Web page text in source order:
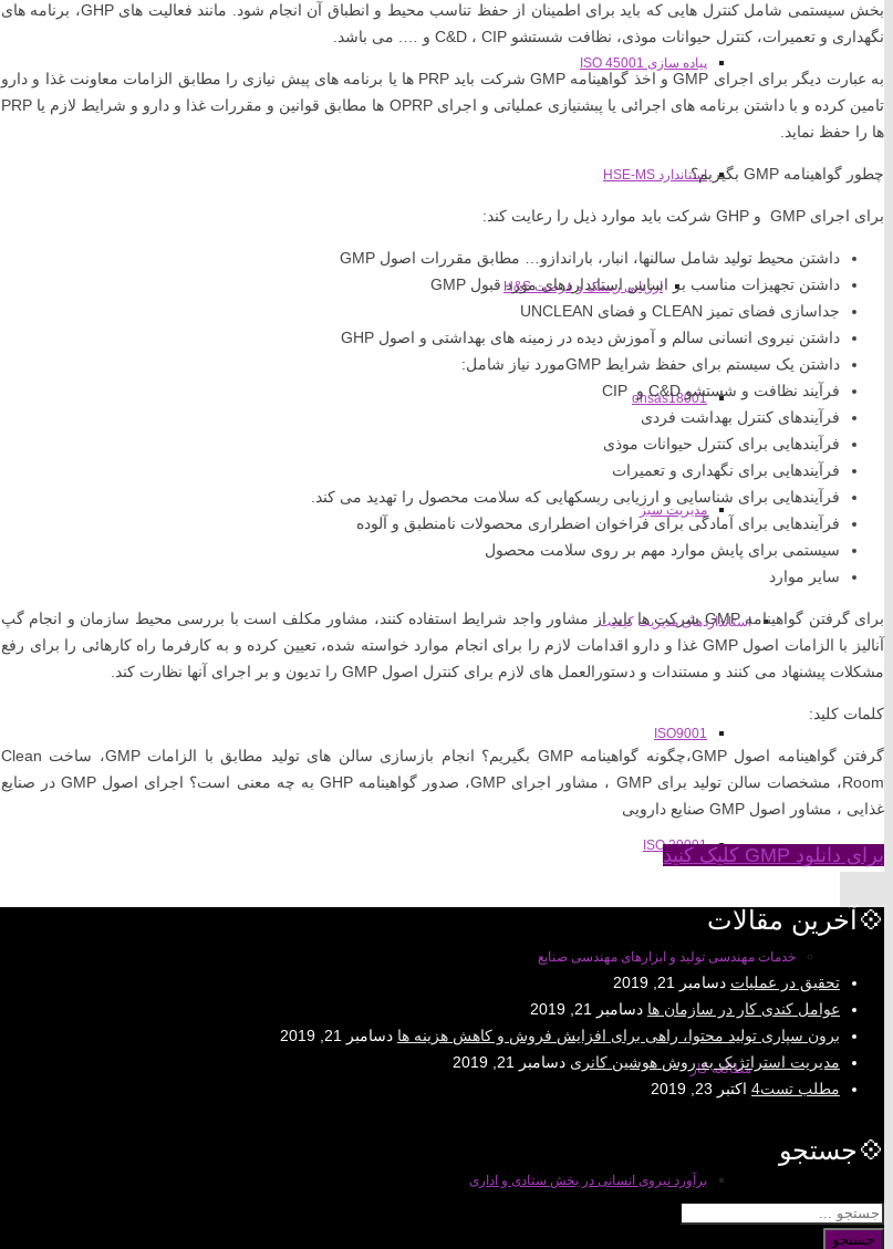
پیاده سازی ISO 45001
استاندارد HSE-MS
ارزیابی ریسک و فرصت H&S
ohsas18001
مدیریت سبز
استانداردهای مدیریت کیفیت
ISO9001
ISO 29001
خدمات مهندسی تولید و ابزارهای مهندسی صنایع
مطالعه کار
برآورد نیروی انسانی در بخش ستادی و اداری
بخش سیستمی شامل کنترل هایی که باید برای اطمینان از حفظ تناسب محیط و انطباق آن انجام شود. مانند فعالیت های GHP، برنامه های
نگهداری و تعمیرات، کنترل حیوانات موذی، نظافت شستشو C&D ، CIP و …. می باشد.
به عبارت دیگر برای اجرای GMP و اخذ گواهینامه GMP شرکت باید PRP ها یا برنامه های پیش نیازی را مطابق الزامات معاونت غذا و دارو
تامین کرده و با داشتن برنامه های اجرائی یا پبشنیازی عملیاتی و اجرای OPRP ها مطابق قوانین و مقررات غذا و دارو و شرایط لازم یا PRP
ها را حفظ نماید.
چطور گواهینامه GMP بگیریم؟
برای اجرای GMP و GHP شرکت باید موارد ذیل را رعایت کند:
داشتن محیط تولید شامل سالنها، انبار، باراندازو… مطابق مقررات اصول GMP
داشتن تجهیزات مناسب بر اساس استانداردهای مورد قبول GMP
جداسازی فضای تمیز CLEAN و فضای UNCLEAN
داشتن نیروی انسانی سالم و آموزش دیده در زمینه های بهداشتی و اصول GHP
داشتن یک سیستم برای حفظ شرایط GMPمورد نیاز شامل:
فرآیند نظافت و شستشو C&D و CIP
فرآیندهای کنترل بهداشت فردی
فرآیندهایی برای کنترل حیوانات موذی
فرآیندهایی برای نگهداری و تعمیرات
فرآیندهایی برای شناسایی و ارزیابی ربسکهایی که سلامت محصول را تهدید می کند.
فرآیندهایی برای آمادگی برای فراخوان اضطراری محصولات نامنطبق و آلوده
سیستمی برای پایش موارد مهم بر روی سلامت محصول
سایر موارد
برای گرفتن گواهینامه GMP شرکت ها باید از مشاور واجد شرایط استفاده کنند، مشاور مکلف است با بررسی محیط سازمان و انجام گپ
آنالیز با الزامات اصول GMP غذا و دارو اقدامات لازم را برای انجام موارد خواسته شده، تعیین کرده و به کارفرما راه کارهائی را برای رفع
مشکلات پیشنهاد می کنند و مستندات و دستورالعمل های لازم برای کنترل اصول GMP را تدیون و بر اجرای آنها نظارت کند.
کلمات کلید:
گرفتن گواهینامه اصول GMP،چگونه گواهینامه GMP بگیریم؟ انجام بازسازی سالن های تولید مطابق با الزامات GMP، ساخت Clean
Room، مشخصات سالن تولید برای GMP ، مشاور اجرای GMP، صدور گواهینامه GHP به چه معنی است؟ اجرای اصول GMP در صنایع
غذایی ، مشاور اصول GMP صنایع دارویی
برای دانلود GMP کلیک کنید
💠آخرین مقالات
تحقیق در عملیات دسامبر 21, 2019
عوامل کندی کار در سازمان ها دسامبر 21, 2019
برون سپاری تولید محتوا، راهی برای افزایش فروش و کاهش هزینه ها دسامبر 21, 2019
مدیریت استراتژیک به روش هوشین کانری دسامبر 21, 2019
مطلب تست4
اکتبر 23, 2019
💠جستجو
جستجو